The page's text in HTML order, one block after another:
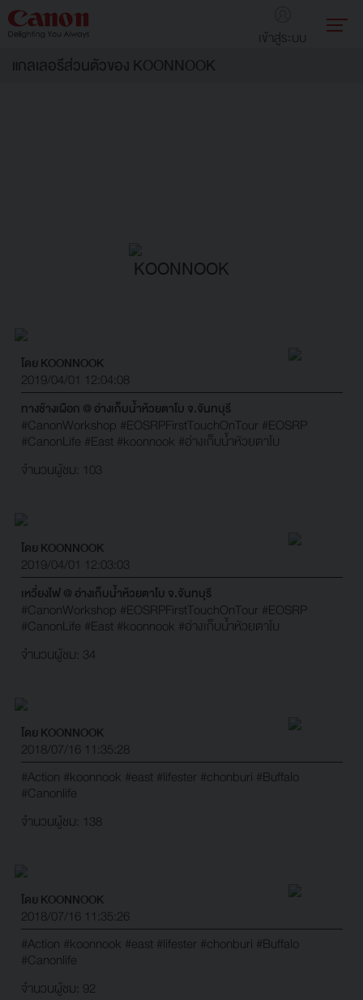
เข้าสู่ระบบ
แกลเลอรีส่วนตัวของ KOONNOOK
KOONNOOK
โดย KOONNOOK
2019/04/01 12:04:08
ทางช้างเผือก @ อ่างเก็บน้ำห้วยตาโบ จ.จันทบุรี
#CanonWorkshop #EOSRPFirstTouchOnTour #EOSRP
#CanonLife #East #koonnook #อ่างเก็บน้ำหัวยตาโบ
จำนวนผู้ชม: 103
โดย KOONNOOK
2019/04/01 12:03:03
เหวี่ยงไฟ @ อ่างเก็บน้ำห้วยตาโบ จ.จันทบุรี
#CanonWorkshop #EOSRPFirstTouchOnTour #EOSRP
#CanonLife #East #koonnook #อ่างเก็บน้ำหัวยตาโบ
จำนวนผู้ชม: 34
โดย KOONNOOK
2018/07/16 11:35:28
#Action #koonnook #east #lifester #chonburi #Buffalo
#Canonlife
จำนวนผู้ชม: 138
โดย KOONNOOK
2018/07/16 11:35:26
#Action #koonnook #east #lifester #chonburi #Buffalo
#Canonlife
จำนวนผู้ชม: 92